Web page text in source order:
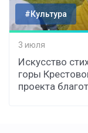
#Культура
3 июля
Искусство
горы
проекта